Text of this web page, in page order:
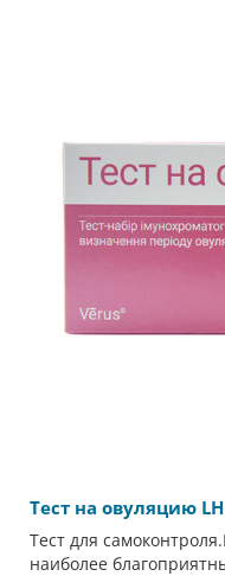
Тест на овуляцию
Тест для
наиболее